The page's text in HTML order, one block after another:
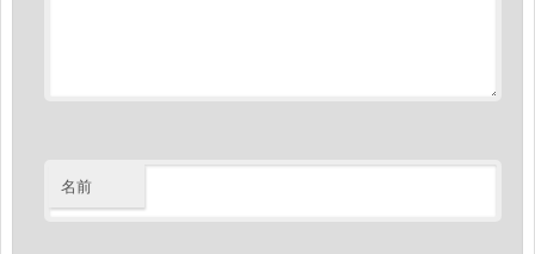
名前